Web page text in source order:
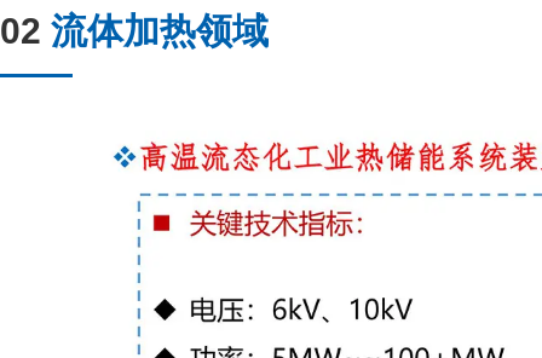
02 流体加热领域